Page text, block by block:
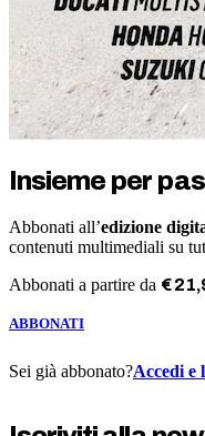
Insieme per
Abbonati all’edizione
contenuti multimediali su
Abbonati a partire da €21,
ABBONATI
Sei già abbonato?Accedi e